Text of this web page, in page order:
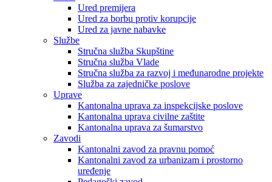
Ured premijera
Ured za borbu protiv korupcije
Ured za javne nabavke
Službe
Stručna služba Skupštine
Stručna služba Vlade
Stručna služba za razvoj i međunarodne projekte
Služba za zajedničke poslove
Uprave
Kantonalna uprava za inspekcijske poslove
Kantonalna uprava civilne zaštite
Kantonalna uprava za šumarstvo
Zavodi
Kantonalni zavod za pravnu pomoć
Kantonalni zavod za urbanizam i prostorno
uređenje